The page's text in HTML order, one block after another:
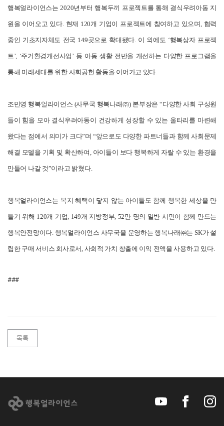
행복얼라이언스는 2020년부터 행복두끼 프로젝트를 통해 결식우려아동 지
원을 이어오고 있다. 현재 120개 기업이 프로젝트에 참여하고 있으며, 협력
중인 기초지자체도 전국 149곳으로 확대됐다. 이 외에도 ‘행복상자 프로젝
트’, ‘주거환경개선사업’ 등 아동 생활 전반을 개선하는 다양한 프로그램을
통해 미래세대를 위한 사회공헌 활동을 이어가고 있다.
조민영 행복얼라이언스 (사무국 행복나래㈜) 본부장은 “다양한 사회 구성원
들이 힘을 모아 결식우려아동이 건강하게 성장할 수 있는 울타리를 마련해
왔다는 점에서 의미가 크다”며 “앞으로도 다양한 파트너들과 함께 사회문제
해결 모델을 기획 및 확산하여, 아이들이 보다 행복하게 자랄 수 있는 환경을
만들어 나갈 것”이라고 밝혔다.
행복얼라이언스는 복지 혜택이 닿지 않는 아이들도 함께 행복한 세상을 만
들기 위해 120개 기업, 149개 지방정부, 52만 명의 일반 시민이 함께 만드는
행복안전망이다. 행복얼라이언스 사무국을 운영하는 행복나래㈜는 SK가 설
립한 구매 서비스 회사로서, 사회적 가치 창출에 이익 전액을 사용하고 있다.
###
목록